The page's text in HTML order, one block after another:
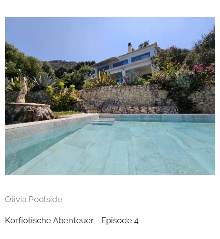
Olivia Poolside
Korfiotische Abenteuer - Episode 4